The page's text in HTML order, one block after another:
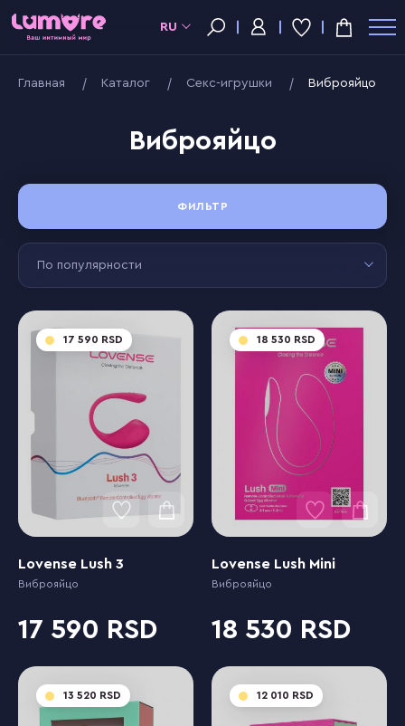
RU
Главная Kаталог Секс-игрушки Виброяйцо
Виброяйцо
ФИЛЬТР
По популярности
17 590
Lovense Lush 3
Виброяйцо
17 590
18 530
Lovense Lush Mini
Виброяйцо
18 530
13 520 12 010